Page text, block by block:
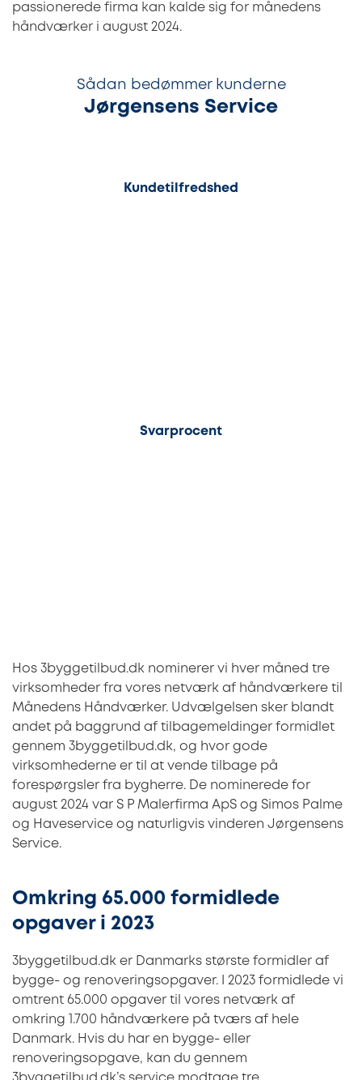
passionerede firma kan kalde sig for månedens
håndværker i august 2024.
Sådan bedømmer kunderne
Jørgensens Service
Kundetilfredshed
Svarprocent
Hos 3byggetilbud.dk nominerer vi hver måned tre
virksomheder fra vores netværk af håndværkere til
Månedens Håndværker. Udvælgelsen sker blandt
andet på baggrund af tilbagemeldinger formidlet
gennem 3byggetilbud.dk, og hvor gode
virksomhederne er til at vende tilbage på
forespørgsler fra bygherre. De nominerede for
august 2024 var S P Malerfirma ApS og Simos Palme
og Haveservice og naturligvis vinderen Jørgensens
Service.
Omkring 65.000 formidlede
opgaver i 2023
3byggetilbud.dk er Danmarks største formidler af
bygge- og renoveringsopgaver. I 2023 formidlede vi
omtrent 65.000 opgaver til vores netværk af
omkring 1.700 håndværkere på tværs af hele
Danmark. Hvis du har en bygge- eller
renoveringsopgave, kan du gennem